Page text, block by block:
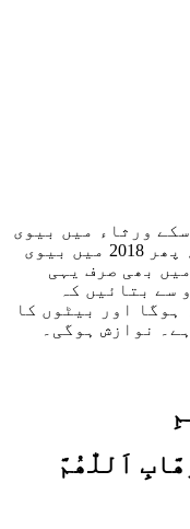
ہوا اسکے ورثاء میں بیوی
،تین بیٹے اور تین بیٹیاں تھیں، پھر 2018 میں بیوی
بھی صرف یہی
سے بتائیں کہ
ہوگا اور بیٹوں کا
نوازش ہوگی۔
اَللّٰھُمَّ